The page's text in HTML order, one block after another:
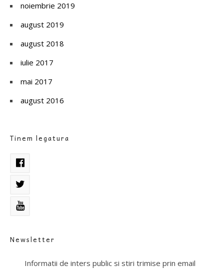
noiembrie 2019
august 2019
august 2018
iulie 2017
mai 2017
august 2016
Tinem legatura
Newsletter
Informatii de inters public si stiri trimise prin email